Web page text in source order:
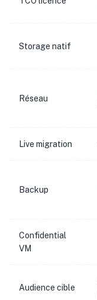
Storage natif
Réseau
Live migration
Backup
Confidential
VM
Audience cible